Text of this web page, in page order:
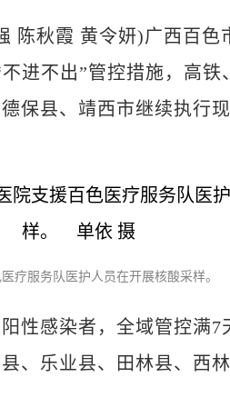
陈秋霞 黄令妍)广西百色
进不出”管控措施，高
保县、靖西市继续执行
疗服务队医护人员在开展核酸采样。
感染者，全域管控满7
、乐业县、田林县、西